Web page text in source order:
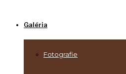
Galéria
Fotografie